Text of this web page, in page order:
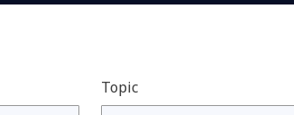
Topic